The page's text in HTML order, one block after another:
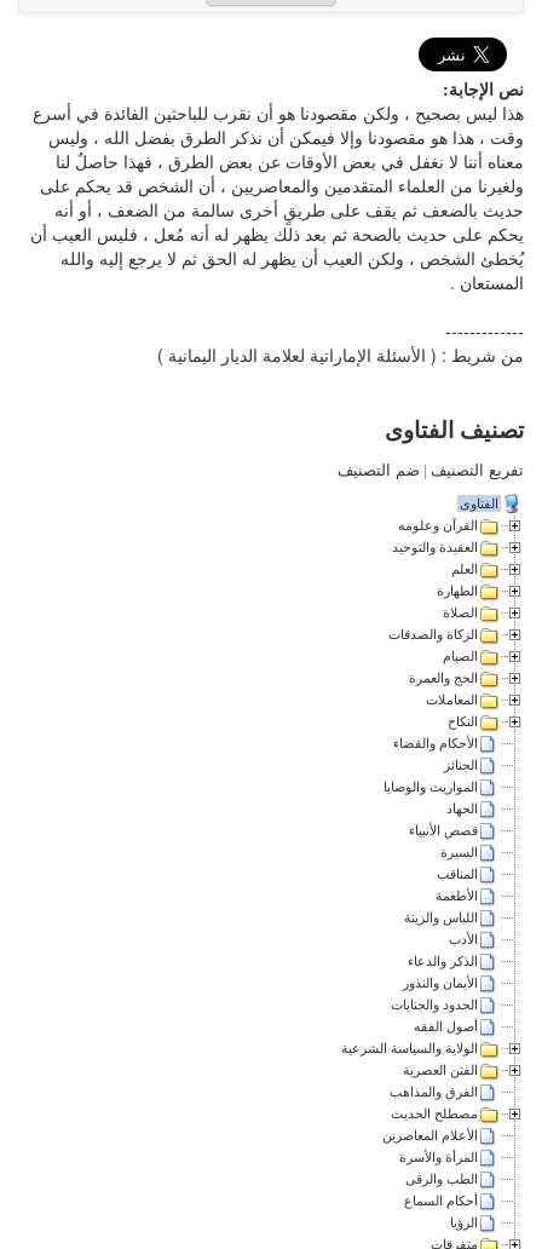
نص الإجابة:
هذا ليس بصحيح ، ولكن مقصودنا هو أن نقرب للباحثين الفائدة في أسرع
وقت ، هذا هو مقصودنا وإلا فيمكن أن نذكر الطرق بفضل الله ، وليس
معناه أننا لا نغفل في بعض الأوقات عن بعض الطرق ، فهذا حاصلٌ لنا
ولغيرنا من العلماء المتقدمين والمعاصريين ، أن الشخص قد يحكم على
حديث بالضعف ثم يقف على طريقٍ أخرى سالمة من الضعف ، أو أنه
يحكم على حديث بالصحة ثم بعد ذلك يظهر له أنه مُعل ، فليس العيب أن
يُخطئ الشخص ، ولكن العيب أن يظهر له الحق ثم لا يرجع إليه والله
المستعان .
-------------
من شريط : ( الأسئلة الإماراتية لعلامة الديار اليمانية )
تصنيف الفتاوى
تفريع التصنيف | ضم التصنيف
الفتاوى
القرآن وعلومه
العقيدة والتوحيد
العلم
الطهارة
الصلاة
الزكاة والصدقات
الصيام
الحج والعمرة
المعاملات
النكاح
الأحكام والقضاء
الجنائز
المواريث والوصايا
الجهاد
قصص الأنبياء
السيرة
المناقب
الأطعمة
اللباس والزينة
الأدب
الذكر والدعاء
الأيمان والنذور
الحدود والجنايات
أصول الفقه
الولاية والسياسة الشرعية
الفتن العصرية
الفرق والمذاهب
مصطلح الحديث
الأعلام المعاصرين
المرأة والأسرة
الطب والرقى
أحكام السماع
الرؤيا
متفرقات